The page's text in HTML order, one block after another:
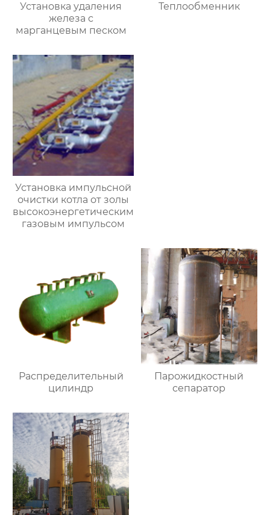
Установка удаления
железа с
марганцевым песком
Теплообменник
Установка импульсной
очистки котла от золы
высокоэнергетическим
газовым импульсом
Распределительный
цилиндр
Парожидкостный
сепаратор